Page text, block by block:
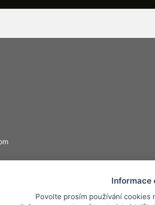
Informace
Povolte prosím používání